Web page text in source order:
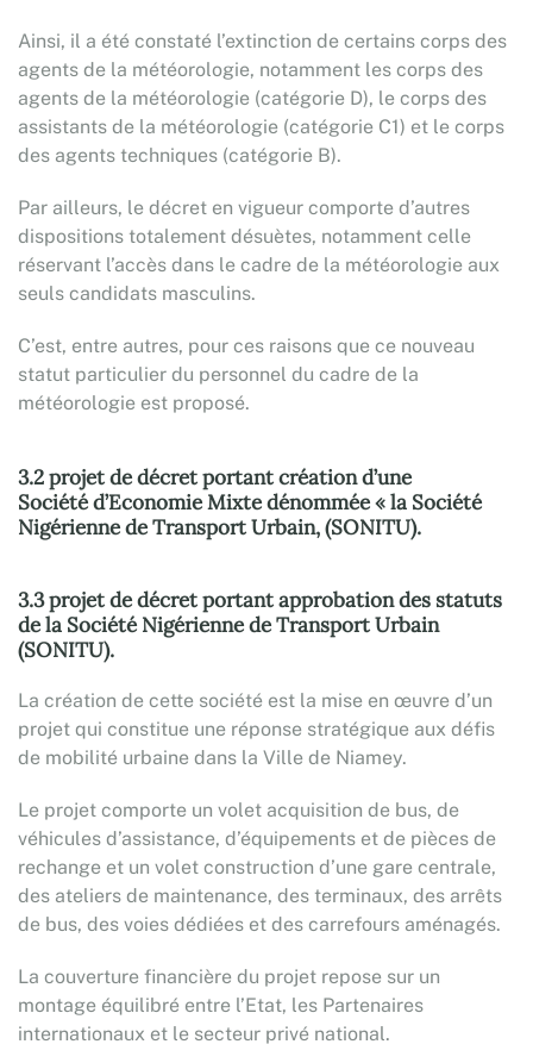
Ainsi, il a été constaté l’extinction de certains corps des
agents de la météorologie, notamment les corps des
agents de la météorologie (catégorie D), le corps des
assistants de la météorologie (catégorie C1) et le corps
des agents techniques (catégorie B).
Par ailleurs, le décret en vigueur comporte d’autres
dispositions totalement désuètes, notamment celle
réservant l’accès dans le cadre de la météorologie aux
seuls candidats masculins.
C’est, entre autres, pour ces raisons que ce nouveau
statut particulier du personnel du cadre de la
météorologie est proposé.
3.2 projet de décret portant création d’une
Société d’Economie Mixte dénommée « la Société
Nigérienne de Transport Urbain, (SONITU).
3.3 projet de décret portant approbation des statuts
de la Société Nigérienne de Transport Urbain
(SONITU).
La création de cette société est la mise en œuvre d’un
projet qui constitue une réponse stratégique aux défis
de mobilité urbaine dans la Ville de Niamey.
Le projet comporte un volet acquisition de bus, de
véhicules d’assistance, d’équipements et de pièces de
rechange et un volet construction d’une gare centrale,
des ateliers de maintenance, des terminaux, des arrêts
de bus, des voies dédiées et des carrefours aménagés.
La couverture financière du projet repose sur un
montage équilibré entre l’Etat, les Partenaires
internationaux et le secteur privé national.